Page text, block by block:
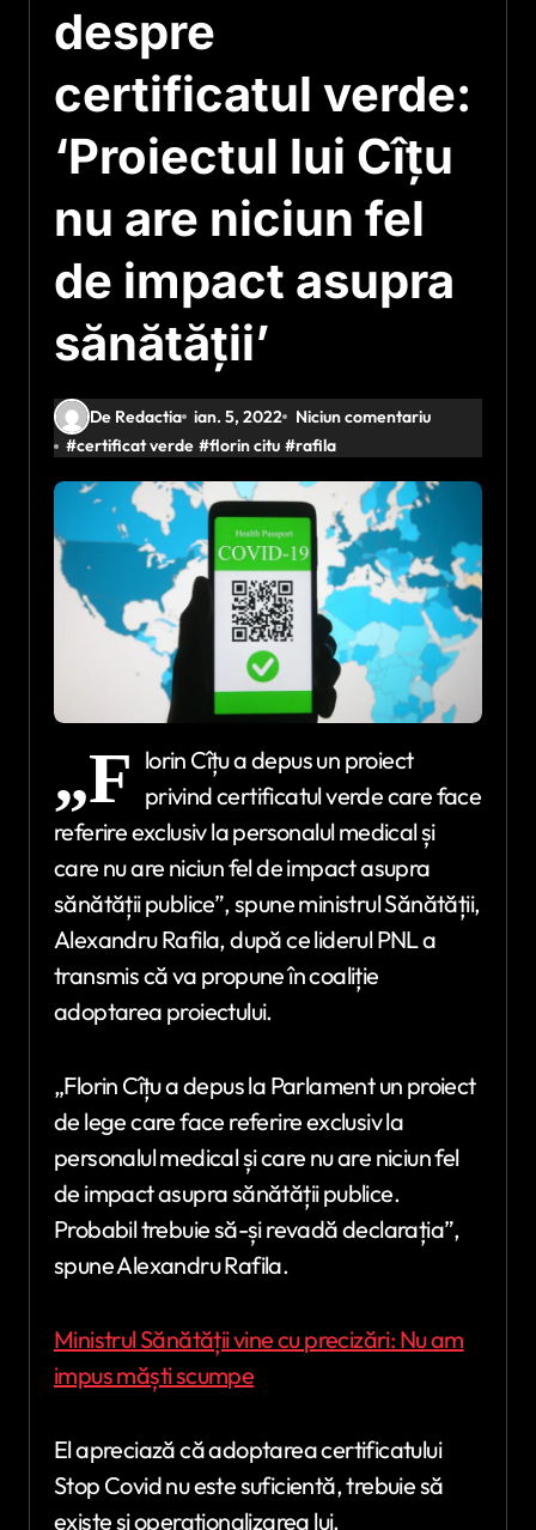
despre
certificatul verde:
‘Proiectul lui Cîțu
nu are niciun fel
de impact asupra
sănătății’
De Redactia ian. 5, 2022
Niciun comentariu
#certificat verde #florin citu #rafila
„F lorin Cîțu a depus un proiect
privind certificatul verde care face
referire exclusiv la personalul medical și
care nu are niciun fel de impact asupra
sănătății publice”, spune ministrul Sănătății,
Alexandru Rafila, după ce liderul PNL a
transmis că va propune în coaliție
adoptarea proiectului.
„Florin Cîțu a depus la Parlament un proiect
de lege care face referire exclusiv la
personalul medical și care nu are niciun fel
de impact asupra sănătății publice.
Probabil trebuie să-și revadă declarația”,
spune Alexandru Rafila.
Ministrul Sănătății vine cu precizări: Nu am
impus măști scumpe
El apreciază că adoptarea certificatului
Stop Covid nu este suficientă, trebuie să
existe și operaționalizarea lui.